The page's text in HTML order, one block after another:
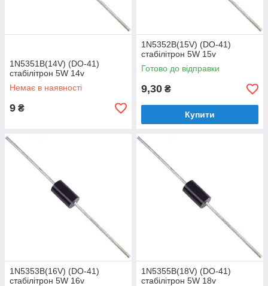
1N5351B(14V) (DO-41)
стабілітрон 5W 14v
Немає в наявності
9 ₴
1N5352B(15V) (DO-41)
стабілітрон 5W 15v
Готово до відправки
9,30 ₴
Купити
1N5353B(16V) (DO-41)
стабілітрон 5W 16v
1N5355B(18V) (DO-41)
стабілітрон 5W 18v